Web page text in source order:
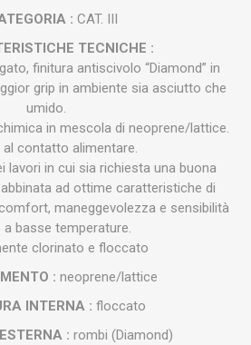
: CAT. III
TECNICHE :
finitura antiscivolo “Diamond” in
grip in ambiente sia asciutto che
umido.
in mescola di neoprene/lattice.
al contatto alimentare.
lavori in cui sia richiesta una buona
ad ottime caratteristiche di
maneggevolezza e sensibilità
a basse temperature.
clorinato e floccato
: neoprene/lattice
INTERNA : floccato
: rombi (Diamond)